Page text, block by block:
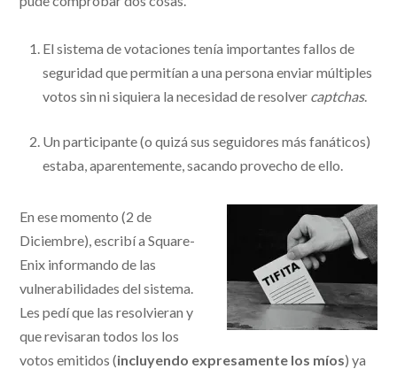
El sistema de votaciones tenía importantes fallos de
seguridad que permitían a una persona enviar múltiples
votos sin ni siquiera la necesidad de resolver captchas.
Un participante (o quizá sus seguidores más fanáticos)
estaba, aparentemente, sacando provecho de ello.
En ese momento (2 de
Diciembre), escribí a Square-
Enix informando de las
vulnerabilidades del sistema.
Les pedí que las resolvieran y
que revisaran todos los los
votos emitidos (incluyendo expresamente los míos) ya